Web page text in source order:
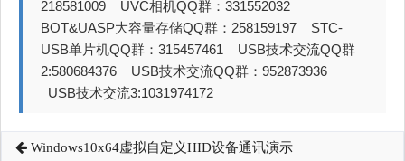
218581009 UVC相机QQ群：331552032
BOT&UASP大容量存储QQ群：258159197 STC-
USB单片机QQ群：315457461 USB技术交流QQ群
2:580684376 USB技术交流QQ群：952873936
USB技术交流3:1031974172
Windows10x64虚拟自定义HID设备通讯演示